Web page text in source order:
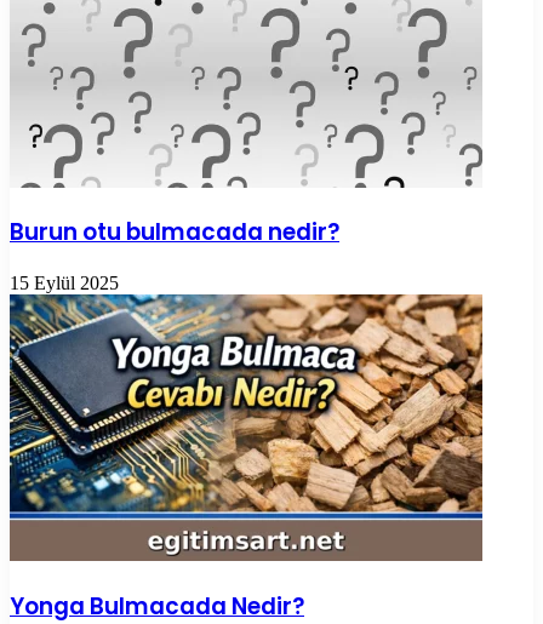
Burun otu bulmacada nedir?
15 Eylül 2025
Yonga Bulmacada Nedir?